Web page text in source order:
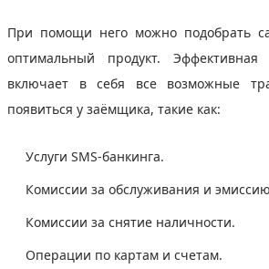
При помощи него можно подобрать
оптимальный продукт. Эффективная
включает в себя все возможные
появиться у заёмщика, такие как:
Услуги SMS-банкинга.
Комиссии за обслуживания и
Комиссии за снятие наличности.
Операции по картам и счетам.